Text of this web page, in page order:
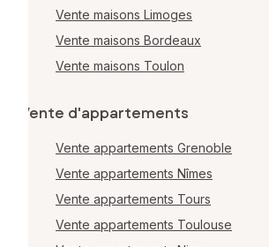
Vente maisons Limoges
Vente maisons Bordeaux
Vente maisons Toulon
Vente d'appartements
Vente appartements Grenoble
Vente appartements Nîmes
Vente appartements Tours
Vente appartements Toulouse